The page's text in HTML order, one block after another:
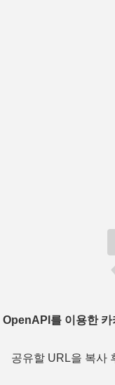
OpenAPI를 이용한
공유할 URL을 복사